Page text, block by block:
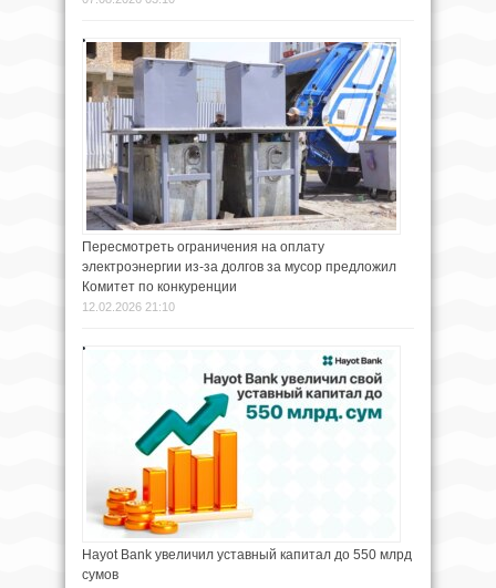
Пересмотреть ограничения на оплату
электроэнергии из-за долгов за мусор предложил
Комитет по конкуренции
12.02.2026 21:10
Hayot Bank увеличил уставный капитал до 550 млрд
сумов